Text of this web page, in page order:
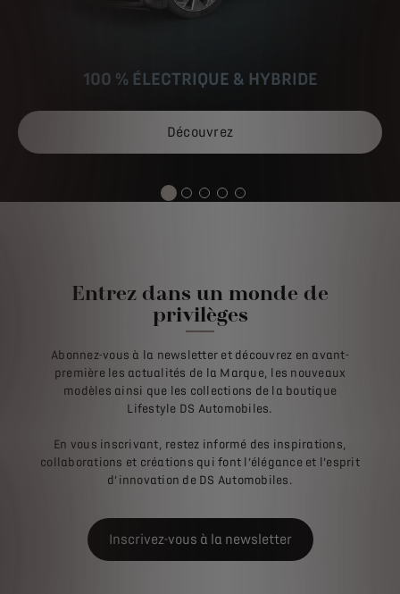
100 % ÉLECTRIQUE & HYBRIDE
Découvrez
Entrez dans un monde de
privilèges
Abonnez-vous à la newsletter et découvrez en avant-
première les actualités de la Marque, les nouveaux
modèles ainsi que les collections de la boutique
Lifestyle DS Automobiles.​
En vous inscrivant, restez informé des inspirations,
collaborations et créations qui font l’élégance et l’esprit
d’innovation de DS Automobiles.​
Inscrivez-vous à la newsletter